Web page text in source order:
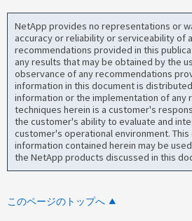
NetApp provides no representations or
accuracy or reliability or serviceability of
recommendations provided in this
any results that may be obtained by the
observance of any recommendations
information in this document is
information or the implementation of any
techniques herein is a customer's
the customer's ability to evaluate and
customer's operational environment.
information contained herein may be
the NetApp products discussed in this
このページのトップへ